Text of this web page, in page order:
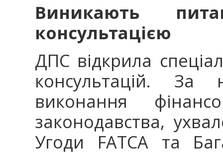
Виникають
консультацією
ДПС відкрила
консультацій. За
виконання
законодавства,
Угоди FATCA та